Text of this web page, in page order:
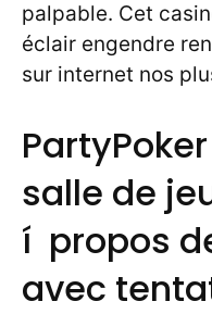
palpable. Cet
éclair engendre
sur internet nos
salle de
í propos
avec